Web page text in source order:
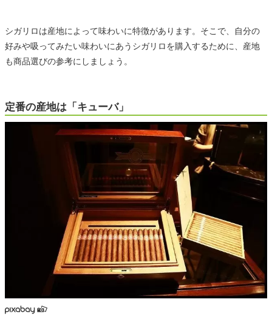
シガリロは産地によって味わいに特徴があります。そこで、自分の
好みや吸ってみたい味わいにあうシガリロを購入するために、産地
も商品選びの参考にしましょう。
定番の産地は「キューバ」